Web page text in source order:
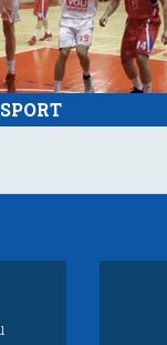
SPORT